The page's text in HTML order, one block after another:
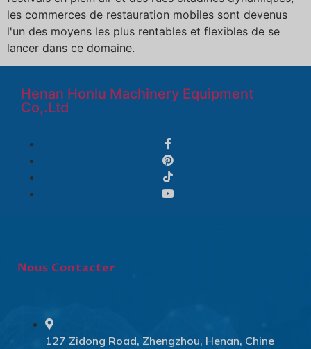
les commerces de restauration mobiles sont devenus
l'un des moyens les plus rentables et flexibles de se
lancer dans ce domaine.
Henan Honlu Machinery Equipment
Co,.Ltd
Nous Contacter
127 Zidong Road, Zhengzhou, Henan, Chine